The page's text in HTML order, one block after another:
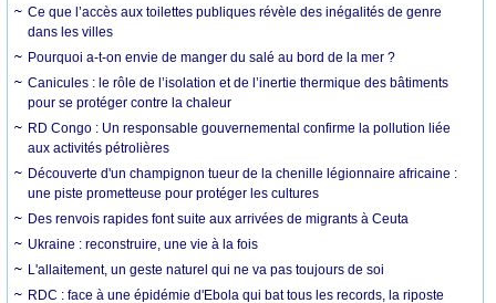
Ce que l’accès aux toilettes publiques révèle des inégalités de genre
dans les villes
Pourquoi a-t-on envie de manger du salé au bord de la mer ?
Canicules : le rôle de l’isolation et de l’inertie thermique des bâtiments
pour se protéger contre la chaleur
RD Congo : Un responsable gouvernemental confirme la pollution liée
aux activités pétrolières
Découverte d'un champignon tueur de la chenille légionnaire africaine :
une piste prometteuse pour protéger les cultures
Des renvois rapides font suite aux arrivées de migrants à Ceuta
Ukraine : reconstruire, une vie à la fois
L'allaitement, un geste naturel qui ne va pas toujours de soi
RDC : face à une épidémie d'Ebola qui bat tous les records, la riposte